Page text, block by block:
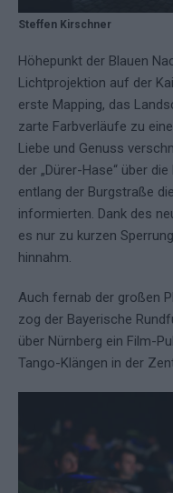
Steffen Kirschner
Höhepunkt der Blauen
Lichtprojektion auf der
erste Mapping, das
zarte Farbverläufe zu
Liebe und Genuss
der „Dürer-Hase“ über
entlang der Burgstraße
informierten. Dank des
es nur zu kurzen
hinnahm.
Auch fernab der großen
zog der Bayerische
über Nürnberg ein Film-
Tango-Klängen in der